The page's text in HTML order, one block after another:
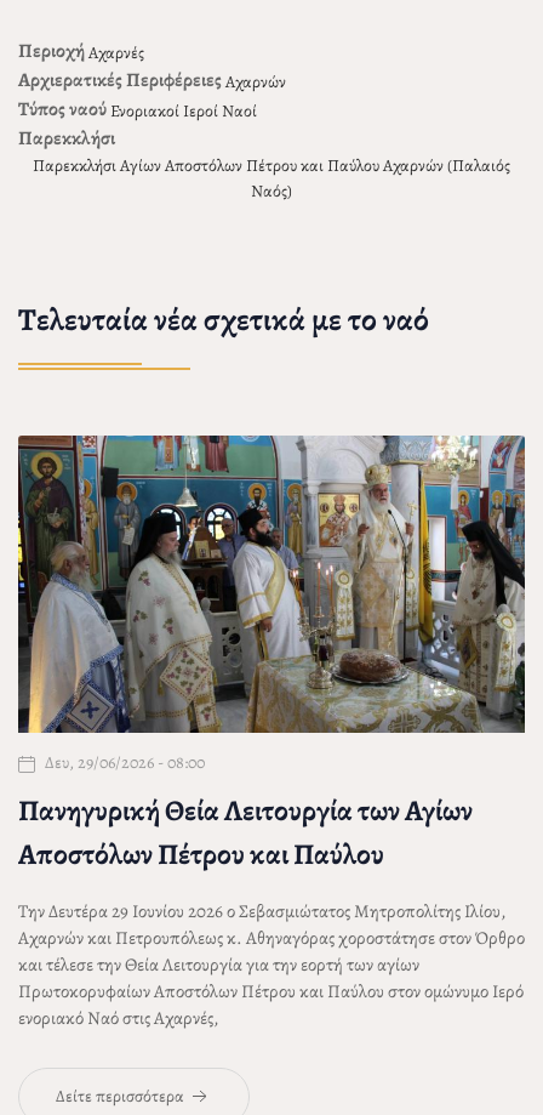
ΠεριοχήΑχαρνές
Αρχιερατικές ΠεριφέρειεςΑχαρνών
Τύπος ναού Ενοριακοί Ιεροί Ναοί
Παρεκκλήσι
Παρεκκλήσι Αγίων Αποστόλων Πέτρου και Παύλου Αχαρνών (Παλαιός
Ναός)
Τελευταία νέα σχετικά με το ναό
Δευ, 29/06/2026 - 08:00
Πανηγυρική Θεία Λειτουργία των Αγίων
Αποστόλων Πέτρου και Παύλου
Την Δευτέρα 29 Ιουνίου 2026 ο Σεβασμιώτατος Μητροπολίτης Ιλίου,
Αχαρνών και Πετρουπόλεωςκ. Αθηναγόραςχοροστάτησε στον Όρθρο
και τέλεσε την Θεία Λειτουργία για την εορτή των αγίων
Πρωτοκορυφαίων Αποστόλων Πέτρου και Παύλου στον ομώνυμο Ιερό
ενοριακό Ναό στις Αχαρνές,
Δείτε περισσότερα